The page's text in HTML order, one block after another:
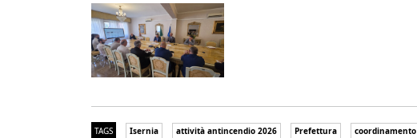
TAGS Isernia attività antincendio 2026 Prefettura coordinamento